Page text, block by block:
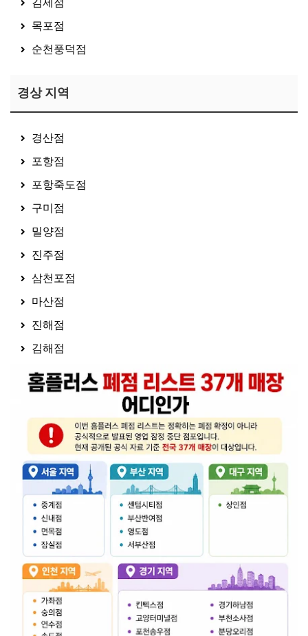
목포점
순천풍덕점
경상 지역
경산점
포항점
포항죽도점
구미점
밀양점
진주점
삼천포점
마산점
진해점
김해점